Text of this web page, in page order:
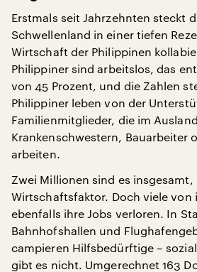
Erstmals seit Jahrzehnten steckt
Schwellenland in einer tiefen
Wirtschaft der Philippinen
Philippiner sind arbeitslos, das
von 45 Prozent, und die Zahlen
Philippiner leben von der
Familienmitglieder, die im
Krankenschwestern, Bauarbeiter
arbeiten.
Zwei Millionen sind es
Wirtschaftsfaktor. Doch viele von
ebenfalls ihre Jobs verloren. In
Bahnhofshallen und
campieren Hilfsbedürftige –
gibt es nicht. Umgerechnet 163